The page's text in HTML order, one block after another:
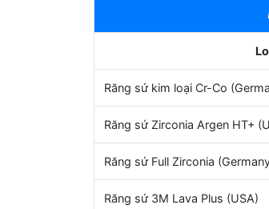
Răng sứ kim loại Cr-Co
Răng sứ Zirconia Argen HT+
Răng sứ Full Zirconia
Răng sứ 3M Lava Plus (USA)